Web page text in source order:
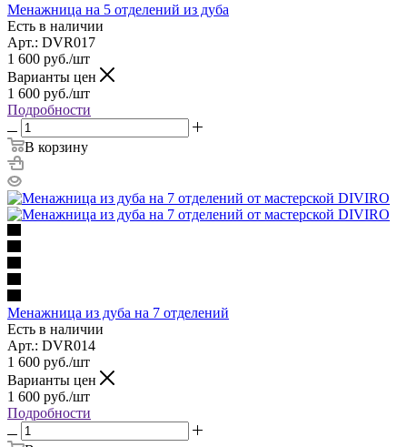
Менажница на 5 отделений из дуба
Есть в наличии
Арт.: DVR017
1 600 руб./шт
Варианты цен
1 600 руб./шт
Подробности
В корзину
Менажница из дуба на 7 отделений
Есть в наличии
Арт.: DVR014
1 600 руб./шт
Варианты цен
1 600 руб./шт
Подробности